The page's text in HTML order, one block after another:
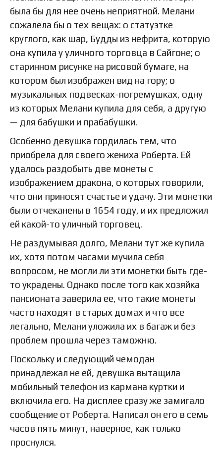
была бы для нее очень неприятной. Мелани
сожалела бы о тех вещах: о статуэтке
круглого, как шар, Будды из нефрита, которую
она купила у уличного торговца в Сайгоне; о
старинном рисунке на рисовой бумаге, на
котором был изображен вид на гору; о
музыкальных подвесках-погремушках, одну
из которых Мелани купила для себя, а другую
— для бабушки и прабабушки.
Особенно девушка гордилась тем, что
приобрела для своего жениха Роберта. Ей
удалось раздобыть две монеты с
изображением дракона, о которых говорили,
что они приносят счастье и удачу. Эти монетки
были отчеканены в 1654 году, и их предложил
ей какой-то уличный торговец.
Не раздумывая долго, Мелани тут же купила
их, хотя потом часами мучила себя
вопросом, не могли ли эти монетки быть где-
то украдены. Однако после того как хозяйка
пансионата заверила ее, что такие монеты
часто находят в старых домах и что все
легально, Мелани уложила их в багаж и без
проблем прошла через таможню.
Поскольку и следующий чемодан
принадлежал не ей, девушка вытащила
мобильный телефон из кармана куртки и
включила его. На дисплее сразу же замигало
сообщение от Роберта. Написал он его в семь
часов пять минут, наверное, как только
проснулся.